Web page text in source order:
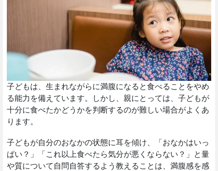
子どもは、生まれながらに満腹になると食べることをやめ
る能力を備えています。しかし、親にとっては、子どもが
十分に食べたかどうかを判断するのが難しい場合がよくあ
ります。
子どもが自分のおなかの状態に耳を傾け、「おなかはいっ
ぱい？」「これ以上食べたら気分が悪くならない？」と量
や質について自問自答するよう教えることは、満腹感を感